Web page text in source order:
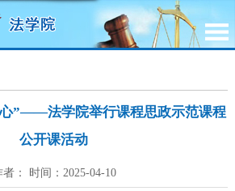
”——法学院举行课程思政示范课程
公开课活动
者： 时间：2025-04-10